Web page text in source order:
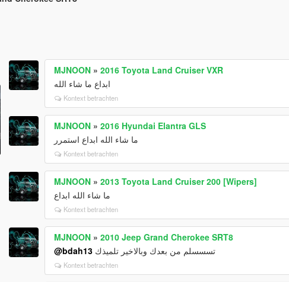
MJNOON »2016 Toyota Land Cruiser VXR
ابداع ما شاء الله
Kontext betrachten
MJNOON »2016 Hyundai Elantra GLS
ما شاء الله ابداع استمرر
Kontext betrachten
MJNOON »2013 Toyota Land Cruiser 200 [Wipers]
ما شاء الله ابداع
Kontext betrachten
MJNOON »2010 Jeep Grand Cherokee SRT8
@bdah13 تسسسلم من بعدك وبالاخير تلميذك
Kontext betrachten